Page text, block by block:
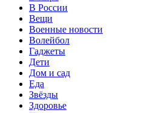
В России
Вещи
Военные новости
Волейбол
Гаджеты
Дети
Дом и сад
Еда
Звёзды
Здоровье